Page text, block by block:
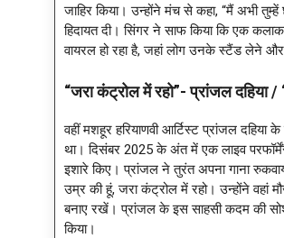
जाहिर किया। उन्होंने मंच से कहा, “मैं अभी
हिदायत दी। सिंगर ने साफ किया कि एक
वायरल हो रहा है, जहां लोग उनके स्टैंड लेने और
“जरा कंट्रोल में रहो”- प्रांजल दहिया /
वहीं मशहूर हरियाणवी आर्टिस्ट प्रांजल दहिया
था। दिसंबर 2025 के अंत में एक लाइव
इशारे किए। प्रांजल ने तुरंत अपना गाना
उम्र की हूं, जरा कंट्रोल में रहो। उन्होंने वहां
बनाए रखें। प्रांजल के इस साहसी कदम की
किया।